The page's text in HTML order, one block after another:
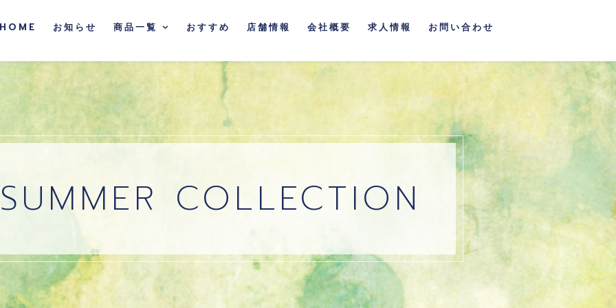
HOME お知らせ 商品一覧 おすすめ 店舗情報 会社概要 求人情報 お問い合わせ
COLLECTION